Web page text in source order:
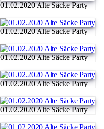
01.02.2020 Alte Säcke Party
01.02.2020 Alte Säcke Party
01.02.2020 Alte Säcke Party
01.02.2020 Alte Säcke Party
01.02.2020 Alte Säcke Party